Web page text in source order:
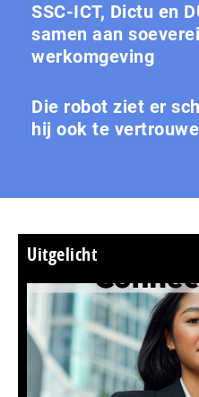
SSC-ICT, Dictu en
samen aan
werkomgeving
Die robot ziet er
hij ook te
Uitgelicht